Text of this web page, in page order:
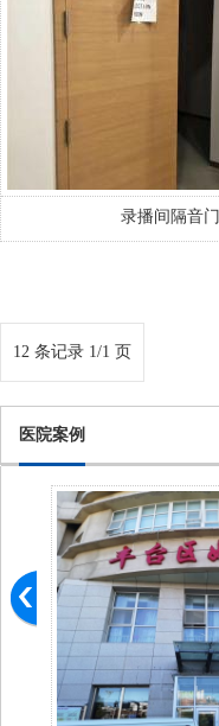
录播间隔音门
12 条记录 1/1 页
医院案例